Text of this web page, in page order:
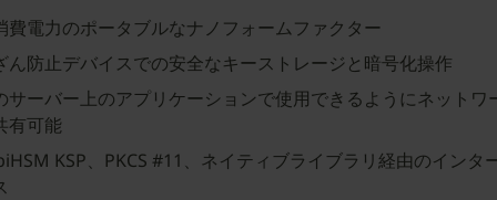
費電力のポータブルなナノフォームファクター
ん防止デバイスでの安全なキーストレージと暗号化操作
サーバー上のアプリケーションで使用できるようにネットワ
有可能
KSP、PKCS #11、ネイティブライブラリ経由のインタ